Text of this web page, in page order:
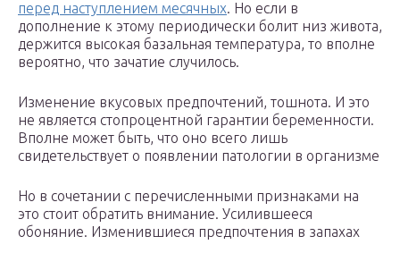
перед наступлением месячных. Но если в
дополнение к этому периодически болит низ живота,
держится высокая базальная температура, то вполне
вероятно, что зачатие случилось.
Изменение вкусовых предпочтений, тошнота. И это
не является стопроцентной гарантии беременности.
Вполне может быть, что оно всего лишь
свидетельствует о появлении патологии в организме
Но в сочетании с перечисленными признаками на
это стоит обратить внимание. Усилившееся
обоняние. Изменившиеся предпочтения в запахах